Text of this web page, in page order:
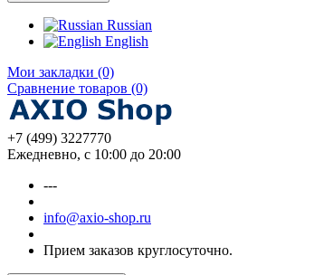
Russian
English
Мои закладки (0)
Сравнение товаров (0)
+7 (499) 3227770
Ежедневно, с 10:00 до 20:00
---
info@axio-shop.ru
Прием заказов круглосуточно.